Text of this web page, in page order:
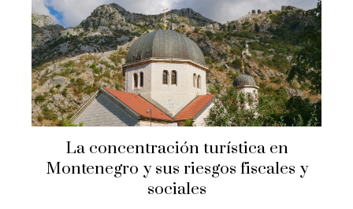
La concentración turística en
Montenegro y sus riesgos fiscales y
sociales